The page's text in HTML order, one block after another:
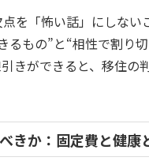
を「怖い話」にしない
るもの”と“相性で割り
きができると、移住の
きか：固定費と健康